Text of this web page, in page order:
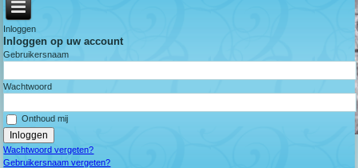
Inloggen
Inloggen op uw account
Gebruikersnaam
Wachtwoord
Onthoud mij
Wachtwoord vergeten?
Gebruikersnaam vergeten?